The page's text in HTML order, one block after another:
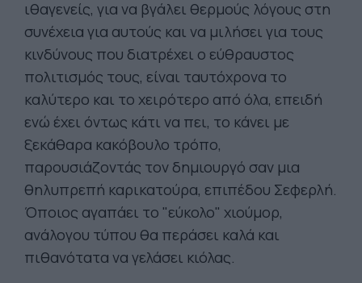
ιθαγενείς, για να βγάλει θερμούς λόγους στη
συνέχεια για αυτούς και να μιλήσει για τους
κινδύνους που διατρέχει ο εύθραυστος
πολιτισμός τους, είναι ταυτόχρονα το
καλύτερο και το χειρότερο από όλα, επειδή
ενώ έχει όντως κάτι να πει, το κάνει με
ξεκάθαρα κακόβουλο τρόπο,
παρουσιάζοντάς τον δημιουργό σαν μια
θηλυπρεπή καρικατούρα, επιπέδου Σεφερλή.
Όποιος αγαπάει το "εύκολο" χιούμορ,
ανάλογου τύπου θα περάσει καλά και
πιθανότατα να γελάσει κιόλας.